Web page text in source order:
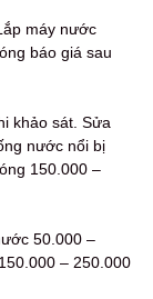
máy nước
báo giá sau
khảo sát. Sửa
nước nổi bị
150.000 –
50.000 –
– 250.000